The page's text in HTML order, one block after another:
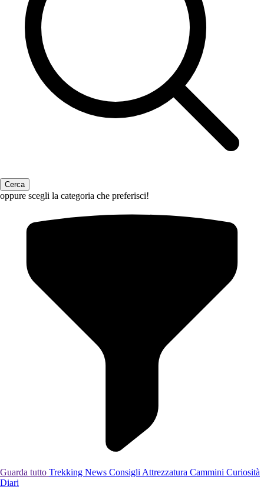
oppure scegli la categoria che preferisci!
Guarda tutto Trekking News Consigli Attrezzatura Cammini Curiosità
Diari